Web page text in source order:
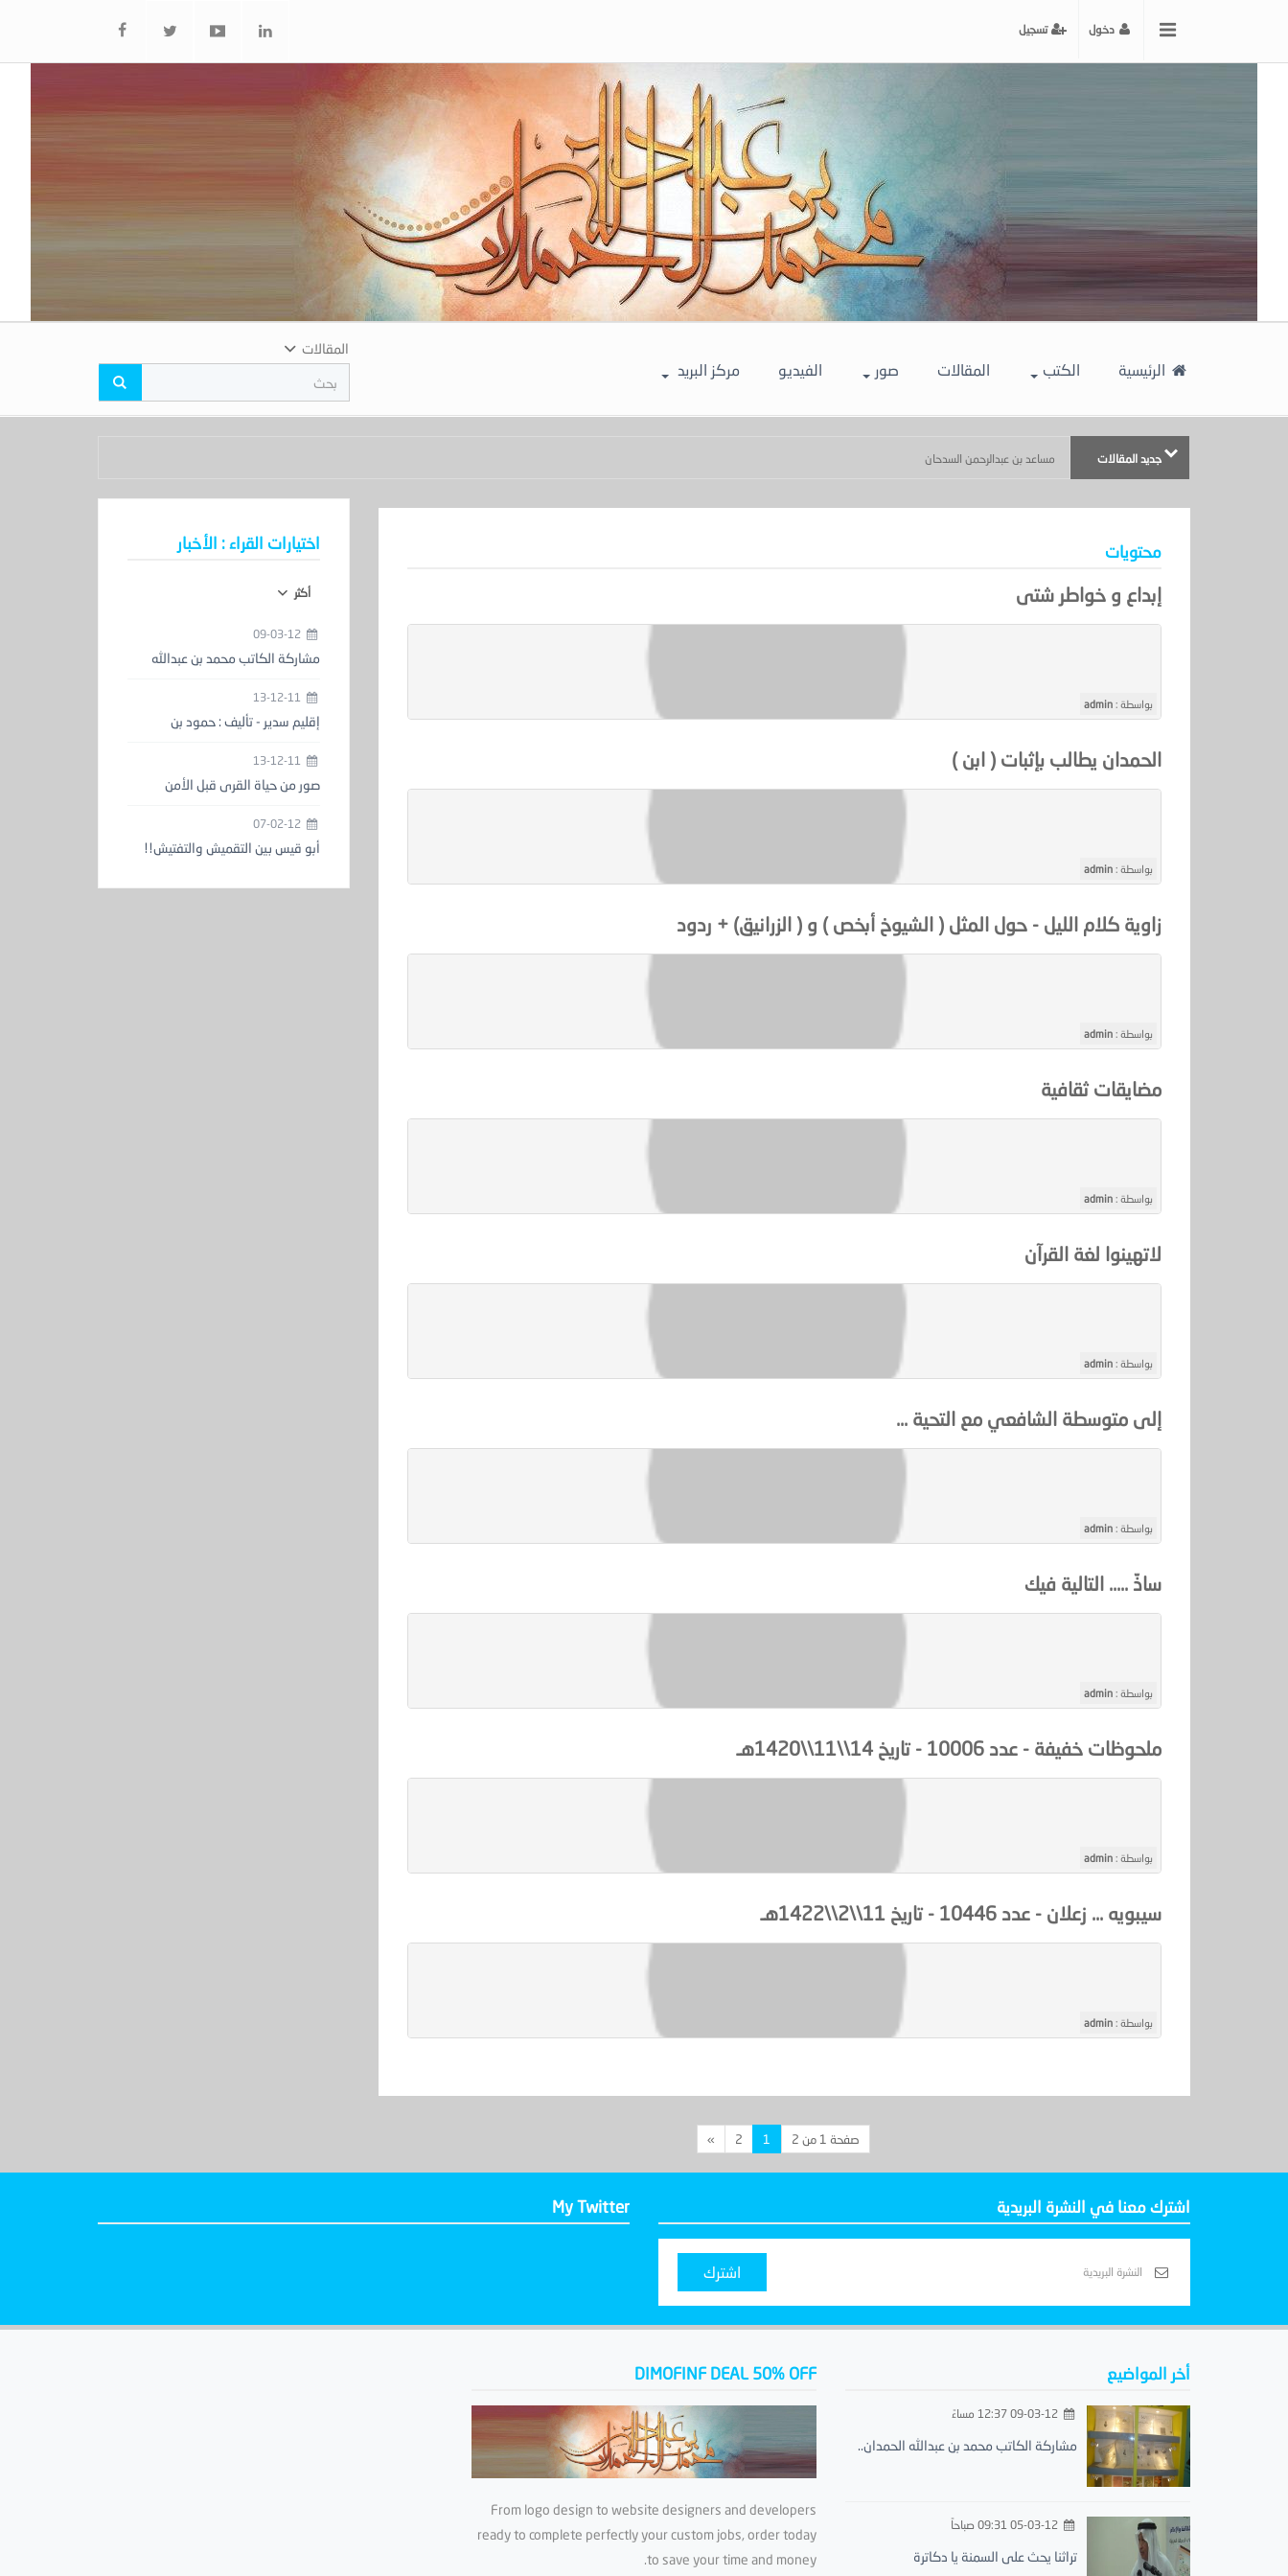
دخول تسجيل
الرئيسية الكتب المقالات صور الفيديو مركز البريد
المقالات
جديد المقالات مساعد بن عبدالرحمن السدحان
محتويات
إبداع و خواطر شتى
بواسطة : admin
الحمدان يطالب بإثبات ( ابن )
بواسطة : admin
زاوية كلام الليل - حول المثل ( الشيوخ أبخص ) و ( الزرانيق) + ردود
بواسطة : admin
مضايقات ثقافية
بواسطة : admin
لاتهينوا لغة القرآن
بواسطة : admin
إلى متوسطة الشافعي مع التحية ...
بواسطة : admin
ساذّ ..... التالية فيك
بواسطة : admin
ملحوظات خفيفة - عدد 10006 - تاريخ 14\\11\\1420هـ
بواسطة : admin
سيبويه ... زعلان - عدد 10446 - تاريخ 11\\2\\1422هـ
بواسطة : admin
صفحة 1 من 2 1
2
»
اختيارات القراء : الأخبار
أكثر
09-03-12
مشاركة الكاتب محمد بن عبدالله
إقليم سدير - تأليف : حمود بن
صور من حياة القرى قبل الأمن
07-02-12
أبو قيس بين التقميش والتفتيش!!
اشترك معنا في النشرة البريدية
اشترك
My Twitter
أخر المواضيع
مشاركة الكاتب محمد بن عبدالله الحمدان..
تراثنا يحث على السمنة يا دكاترة
DIMOFINF DEAL 50% OFF
From logo design to website designers and developers
ready to complete perfectly your custom jobs, order today
to save your time and money.